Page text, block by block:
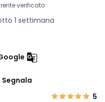
verificato
1 settimana
Segnala
5